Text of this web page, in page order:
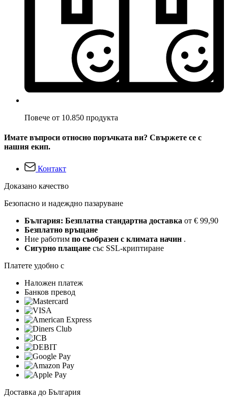
Повече от 10.850 продукта
Имате въпроси относно поръчката ви? Свържете се с
нашия екип.
Контакт
Доказано качество
Безопасно и надеждно пазаруване
България: Безплатна стандартна доставка от € 99,90
Безплатно връщане
Ние работим по съобразен с климата начин .
Сигурно плащане със SSL-криптиране
Платете удобно с
Наложен платеж
Банков превод
Доставка до България